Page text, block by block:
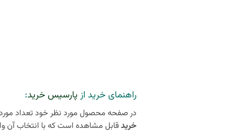
راهنمای خرید از پارسیس خرید:
در صفحه محصول مورد نظر خود تعداد مورد
خریدقابل مشاهده است که با انتخاب آن